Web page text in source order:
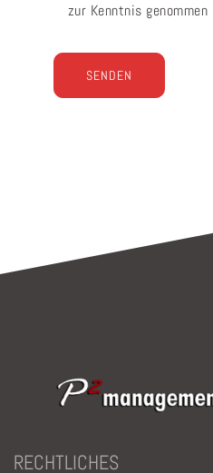
zur Kenntnis genommen
RECHTLICHES